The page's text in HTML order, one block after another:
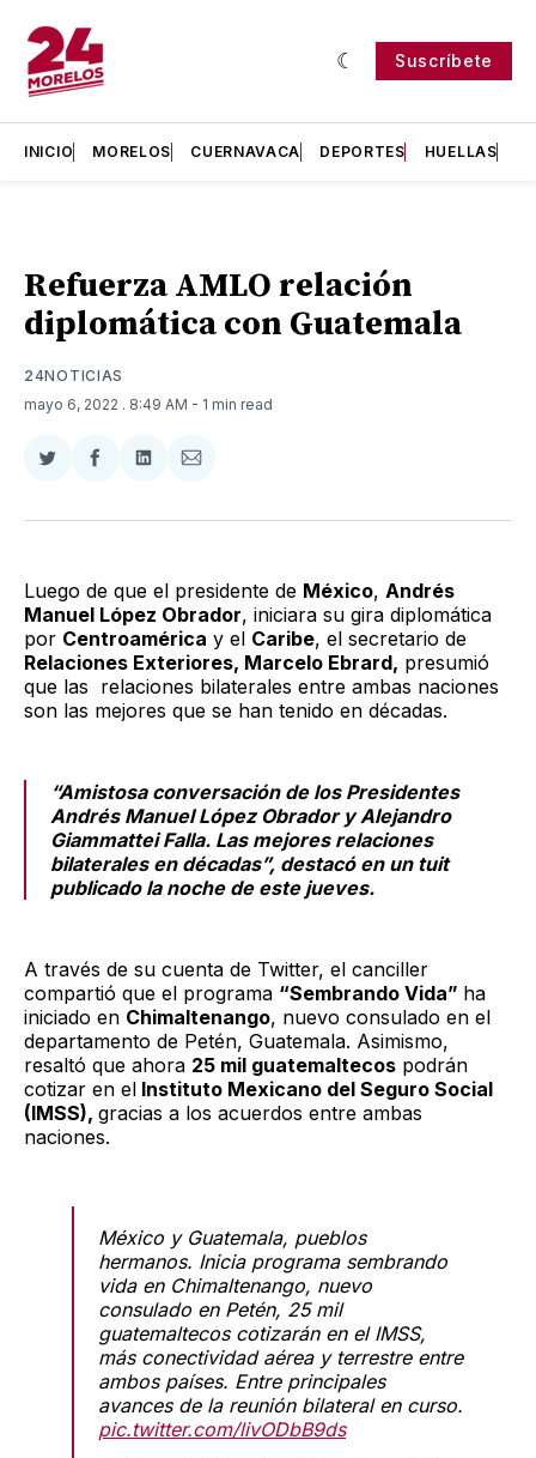
Suscríbete
INICIO MORELOS CUERNAVACA DEPORTES HUELLAS
Refuerza AMLO relación
diplomática con Guatemala
24NOTICIAS
mayo 6, 2022 . 8:49 AM - 1 min read
Compartir
Twitter
Compartir
Facebook
Compartir
LinkedIn
Compartir
Email
Luego de que el presidente de México, Andrés
Manuel López Obrador, iniciara su gira diplomática
por Centroamérica y el Caribe, el secretario de
Relaciones Exteriores, Marcelo Ebrard, presumió
que las relaciones bilaterales entre ambas naciones
son las mejores que se han tenido en décadas.
“Amistosa conversación de los Presidentes
Andrés Manuel López Obrador y Alejandro
Giammattei Falla. Las mejores relaciones
bilaterales en décadas”, destacó en un tuit
publicado la noche de este jueves.
A través de su cuenta de Twitter, el canciller
compartió que el programa “Sembrando Vida” ha
iniciado en Chimaltenango, nuevo consulado en el
departamento de Petén, Guatemala. Asimismo,
resaltó que ahora 25 mil guatemaltecos podrán
cotizar en el Instituto Mexicano del Seguro Social
(IMSS), gracias a los acuerdos entre ambas
naciones.
México y Guatemala, pueblos
hermanos. Inicia programa sembrando
vida en Chimaltenango, nuevo
consulado en Petén, 25 mil
guatemaltecos cotizarán en el IMSS,
más conectividad aérea y terrestre entre
ambos países. Entre principales
avances de la reunión bilateral en curso.
pic.twitter.com/livODbB9ds